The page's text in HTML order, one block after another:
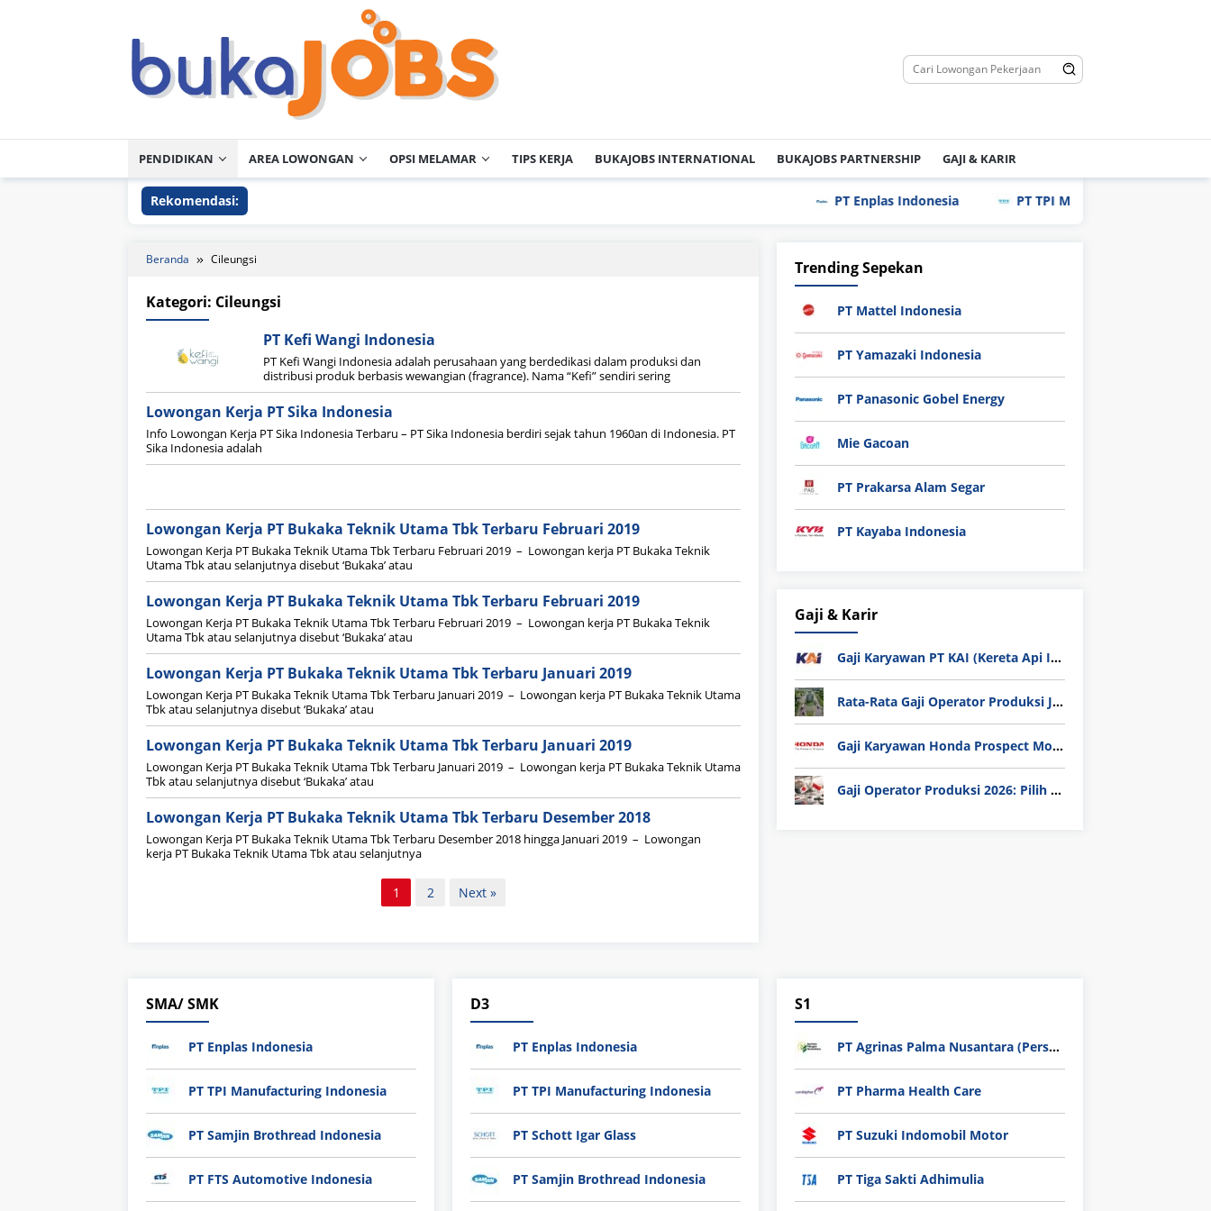
PENDIDIKAN AREA LOWONGAN OPSI MELAMAR TIPS KERJA BUKAJOBS INTERNATIONAL BUKAJOBS PARTNERSHIP GAJI & KARIR
Rekomendasi: PT Enplas Indonesia PT TPI Manufacturing Indonesia
Beranda Cileungsi
Kategori: Cileungsi
PT Kefi Wangi Indonesia
PT Kefi Wangi Indonesia adalah perusahaan yang berdedikasi dalam produksi dan
distribusi produk berbasis wewangian (fragrance). Nama “Kefi” sendiri sering
Lowongan Kerja PT Sika Indonesia
Info Lowongan Kerja PT Sika Indonesia Terbaru – PT Sika Indonesia berdiri sejak tahun 1960an di Indonesia. PT
Sika Indonesia adalah
Lowongan Kerja PT Bukaka Teknik Utama Tbk Terbaru Februari 2019
Lowongan Kerja PT Bukaka Teknik Utama Tbk Terbaru Februari 2019 – Lowongan kerja PT Bukaka Teknik
Utama Tbk atau selanjutnya disebut ‘Bukaka’ atau
Lowongan Kerja PT Bukaka Teknik Utama Tbk Terbaru Februari 2019
Lowongan Kerja PT Bukaka Teknik Utama Tbk Terbaru Februari 2019 – Lowongan kerja PT Bukaka Teknik
Utama Tbk atau selanjutnya disebut ‘Bukaka’ atau
Lowongan Kerja PT Bukaka Teknik Utama Tbk Terbaru Januari 2019
Lowongan Kerja PT Bukaka Teknik Utama Tbk Terbaru Januari 2019 – Lowongan kerja PT Bukaka Teknik Utama
Tbk atau selanjutnya disebut ‘Bukaka’ atau
Lowongan Kerja PT Bukaka Teknik Utama Tbk Terbaru Januari 2019
Lowongan Kerja PT Bukaka Teknik Utama Tbk Terbaru Januari 2019 – Lowongan kerja PT Bukaka Teknik Utama
Tbk atau selanjutnya disebut ‘Bukaka’ atau
Lowongan Kerja PT Bukaka Teknik Utama Tbk Terbaru Desember 2018
Lowongan Kerja PT Bukaka Teknik Utama Tbk Terbaru Desember 2018 hingga Januari 2019 – Lowongan
kerja PT Bukaka Teknik Utama Tbk atau selanjutnya
1 2 Next »
Trending Sepekan
PT Mattel Indonesia
PT Yamazaki Indonesia
PT Panasonic Gobel Energy
Mie Gacoan
PT Prakarsa Alam Segar
PT Kayaba Indonesia
Gaji & Karir
Gaji Karyawan PT KAI (Kereta Api Indonesia) Update 2025
Rata-Rata Gaji Operator Produksi Jabodetabek 2025: Bedah Tuntas UMK, Lemburan, dan Realita Hidup Buruh
Gaji Karyawan Honda Prospect Motor Semua Divisi
Gaji Operator Produksi 2026: Pilih PT Astra Honda Motor (AHM) atau Manufaktur di Jepang?
SMA/ SMK
PT Enplas Indonesia
PT TPI Manufacturing Indonesia
PT Samjin Brothread Indonesia
PT FTS Automotive Indonesia
D3
PT Enplas Indonesia
PT TPI Manufacturing Indonesia
PT Schott Igar Glass
PT Samjin Brothread Indonesia
S1
PT Agrinas Palma Nusantara (Persero)
PT Pharma Health Care
PT Suzuki Indomobil Motor
PT Tiga Sakti Adhimulia